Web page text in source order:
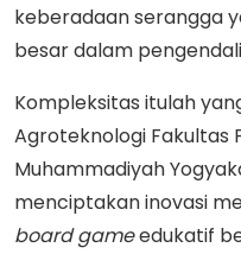
keberadaan serangga
besar dalam
Kompleksitas itulah
Agroteknologi Fakultas
Muhammadiyah
menciptakan inovasi
board gameedukatif